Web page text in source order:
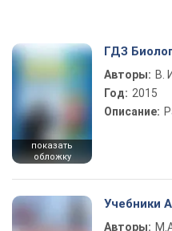
показать
обложку
ГДЗ
Авторы: В.
Год: 2015
Описание:
Учебники
Авторы: